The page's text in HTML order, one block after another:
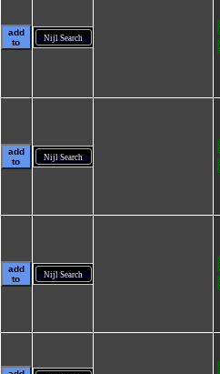
add
to
Nijl Search
add
to
Nijl Search
add
to
Nijl Search